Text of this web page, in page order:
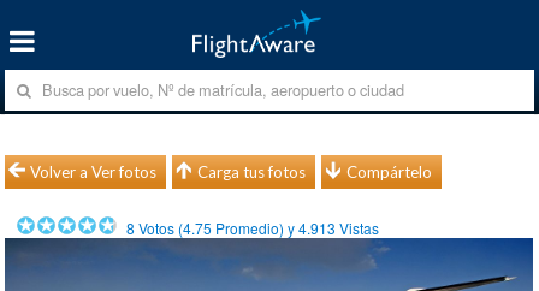
Volver a Ver fotos Carga tus fotos Compártelo
8 Votos (4.75 Promedio) y4.913 Vistas